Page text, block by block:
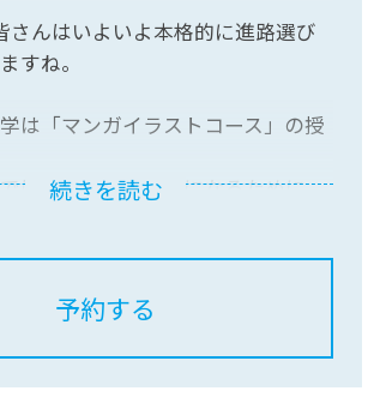
さんはいよいよ本格的に進路選び
すね。
は「マンガイラストコース」の授
は、なりたい大人になるために、
続きを読む